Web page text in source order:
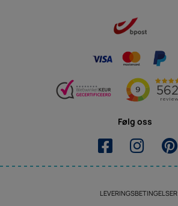
Følg oss
LEVERINGSBETINGELSER